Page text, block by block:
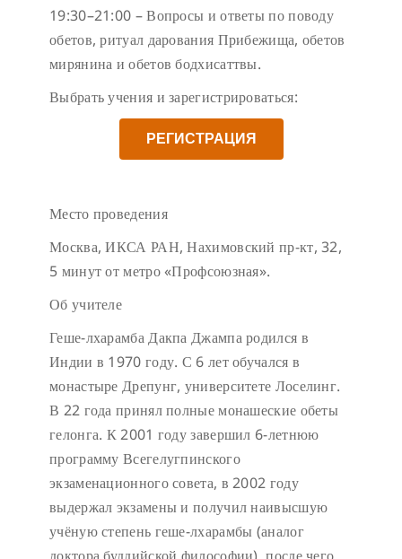
19:30–21:00 – Вопросы и ответы по поводу
обетов, ритуал дарования Прибежища, обетов
мирянина и обетов бодхисаттвы.
Выбрать учения и зарегистрироваться:
РЕГИСТРАЦИЯ
Место проведения
Москва, ИКСА РАН, Нахимовский пр-кт, 32,
5 минут от метро «Профсоюзная».
Об учителе
Геше-лхарамба Дакпа Джампа родился в
Индии в 1970 году. С 6 лет обучался в
монастыре Дрепунг, университете Лоселинг.
В 22 года принял полные монашеские обеты
гелонга. К 2001 году завершил 6-летнюю
программу Всегелугпинского
экзаменационного совета, в 2002 году
выдержал экзамены и получил наивысшую
учёную степень геше-лхарамбы (аналог